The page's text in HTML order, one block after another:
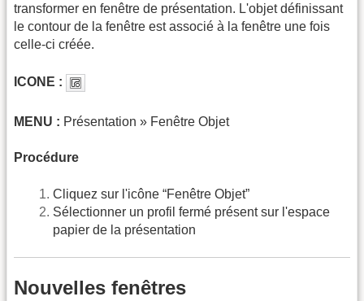
transformer en fenêtre de présentation. L'objet définissant
le contour de la fenêtre est associé à la fenêtre une fois
celle-ci créée.
ICONE :
MENU : Présentation » Fenêtre Objet
Procédure
Cliquez sur l'icône “Fenêtre Objet”
Sélectionner un profil fermé présent sur l'espace
papier de la présentation
Nouvelles fenêtres